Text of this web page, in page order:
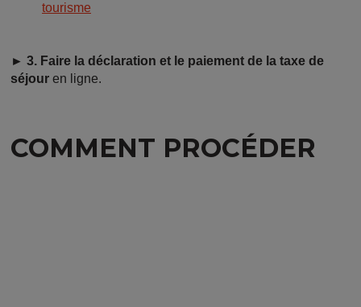
tourisme
► 3. Faire la déclaration et le paiement de la taxe de
séjour en ligne.
COMMENT PROCÉDER